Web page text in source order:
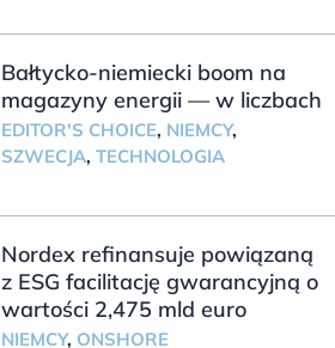
Bałtycko-niemiecki boom na
magazyny energii — w liczbach
EDITOR'S CHOICE, NIEMCY,
SZWECJA, TECHNOLOGIA
Nordex refinansuje powiązaną
z ESG facilitację gwarancyjną o
wartości 2,475 mld euro
NIEMCY, ONSHORE